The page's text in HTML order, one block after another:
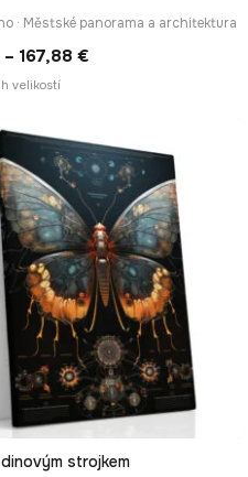
· Městské panorama a architektura
– 167,88 €
až
167,88 €
velikostí
RYCHLÉ ZOBRAZENÍ
strojkem